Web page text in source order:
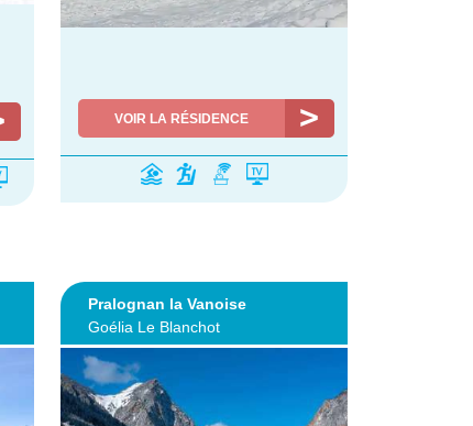
VOIR LA RÉSIDENCE
Pralognan la Vanoise
Goélia Le Blanchot